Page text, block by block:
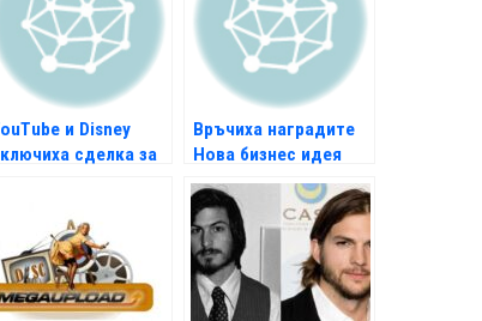
и Disney
сделка за
Връчиха наградите
Нова бизнес идея